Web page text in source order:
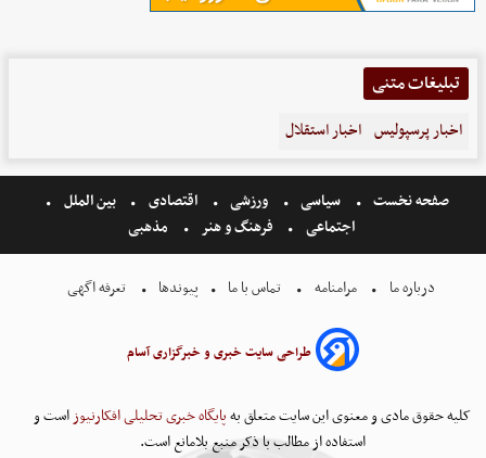
تبلیغات متنی
اخبار پرسپولیس اخبار استقلال
صفحه نخست سیاسی ورزشی اقتصادی
بین الملل
اجتماعی
فرهنگ و هنر مذهبی
درباره ما مرامنامه تماس با ما پیوندها تعرفه اگهی
طراحی سایت خبری و خبرگزاری آسام
کلیه حقوق مادی و معنوی این سایت متعلق بهپایگاه خبری تحلیلی افکارنیوزاست و
استفاده از مطالب با ذکر منبع بلامانع است.